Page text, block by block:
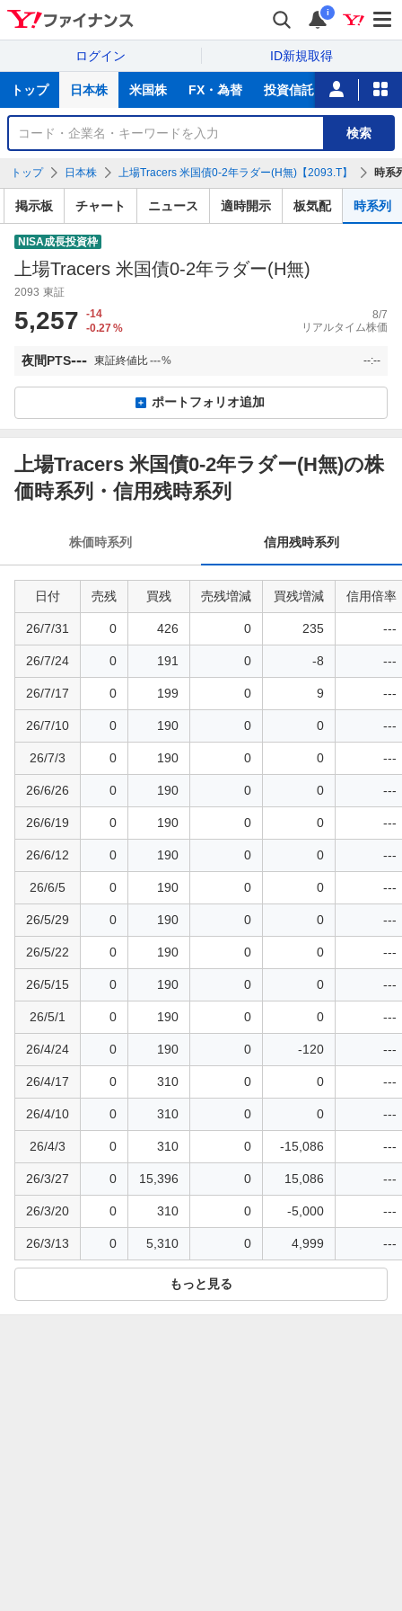
i
ログイン ID新規取得
サ
トップ 日本株 米国株 FX・為替 投資信託 ニュース
銘
検
索
検索
トップ 日本株 上場Tracers 米国債0-2年ラダー(H無)【2093.T】 時系
掲示板 チャート ニュース 適時開示 板気配 時系列
NISA成長投資枠
上場Tracers 米国債0-2年ラダー(H無)
2093 東証
5,257
-14
-0.27%
8/7
リアルタイム株価
夜間PTS--- 東証終値比---% --:--
ポートフォリオ追加
上場Tracers 米国債0-2年ラダー(H無)の株
価時系列・信用残時系列
株価時系列 信用残時系列
日付 売残 買残 売残増減 買残増減 信用倍率
26/7/31 0 426 0 235 ---
26/7/24 0 191 0 -8 ---
26/7/17 0 199 0 9 ---
26/7/10 0 190 0 0 ---
26/7/3 0 190 0 0 ---
26/6/26 0 190 0 0 ---
26/6/19 0 190 0 0 ---
26/6/12 0 190 0 0 ---
26/6/5 0 190 0 0 ---
26/5/29 0 190 0 0 ---
26/5/22 0 190 0 0 ---
26/5/15 0 190 0 0 ---
26/5/1 0 190 0 0 ---
26/4/24 0 190 0 -120 ---
26/4/17 0 310 0 0 ---
26/4/10 0 310 0 0 ---
26/4/3 0 310 0 -15,086 ---
26/3/27 0 15,396 0 15,086 ---
26/3/20 0 310 0 -5,000 ---
26/3/13 0 5,310 0 4,999 ---
もっと見る